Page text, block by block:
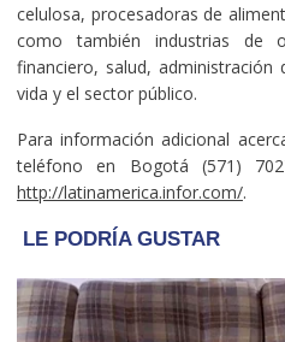
celulosa, procesadoras de
como también industrias de
financiero, salud, administración
vida y el sector público.
Para información adicional
teléfono en Bogotá (571)
http://latinamerica.infor.com/.